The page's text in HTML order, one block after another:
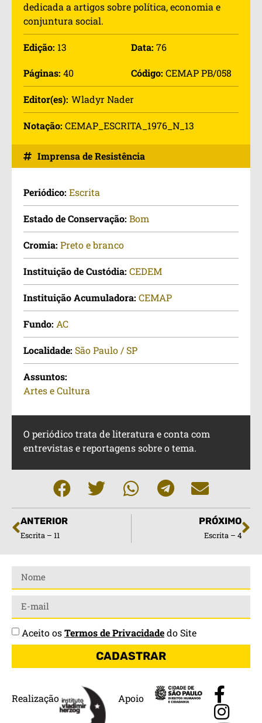
dedicada a artigos sobre política, economia e
conjuntura social.
Edição: 13 Data: 76
Páginas: 40 Código: CEMAP PB/058
Editor(es): Wladyr Nader
Notação: CEMAP_ESCRITA_1976_N_13
Imprensa de Resistência
Periódico: Escrita
Estado de Conservação: Bom
Cromia: Preto e branco
Instituição de Custódia: CEDEM
Instituição Acumuladora: CEMAP
Fundo: AC
Localidade: São Paulo / SP
Assuntos:
Artes e Cultura
O periódico trata de literatura e conta com
entrevistas e reportagens sobre o tema.
ANTERIOR
Escrita – 11
PRÓXIMO
Escrita – 4
Realização Apoio
Aceito osTermos de Privacidadedo Site
CADASTRAR